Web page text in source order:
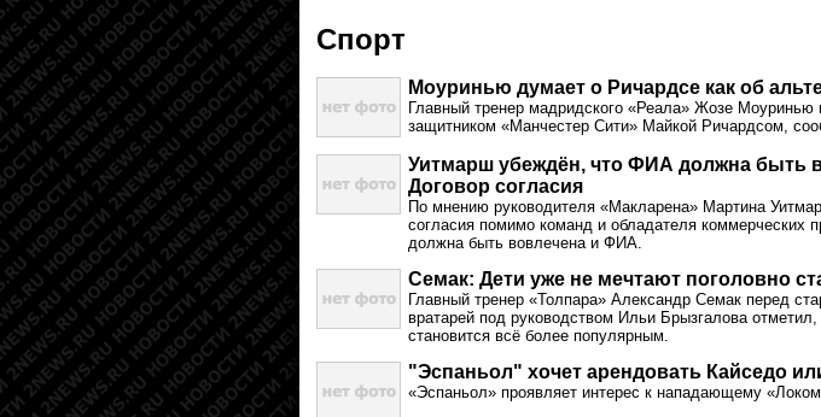
Спорт
Моуринью думает о Ричардсе как об
Главный тренер мадридского «Реала» Жозе Моуринью
защитником «Манчестер Сити» Майкой Ричардсом,
Уитмарш убеждён, что ФИА должна быть
Договор согласия
По мнению руководителя «Макларена» Мартина
согласия помимо команд и обладателя коммерческих
должна быть вовлечена и ФИА.
Семак: Дети уже не мечтают поголовно
Главный тренер «Толпара» Александр Семак перед
вратарей под руководством Ильи Брызгалова
становится всё более популярным.
"Эспаньол" хочет арендовать Кайседо
«Эспаньол» проявляет интерес к нападающему